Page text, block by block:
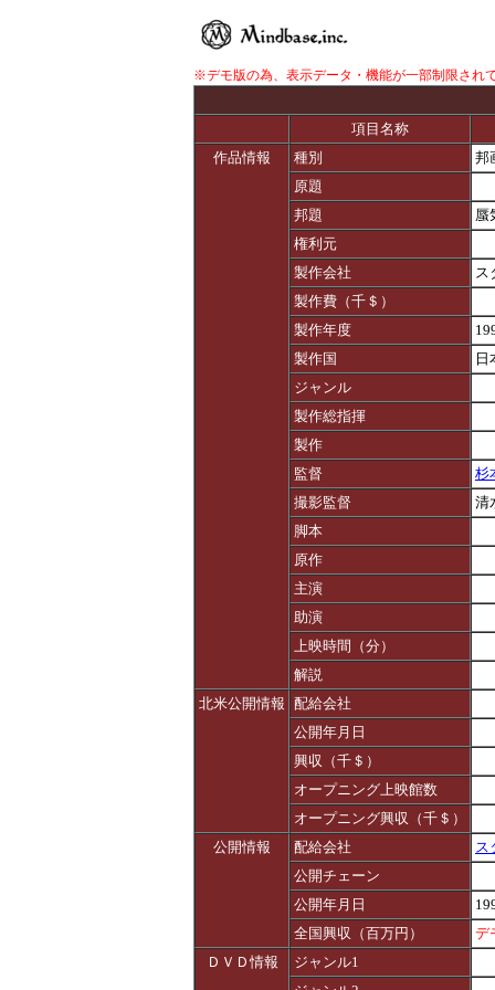
※デモ版の為、表示データ・機能が一部制限され
項目名称
作品情報
種別
邦
原題
邦題
蜃
権利元
製作会社
ス
製作費（千＄）
製作年度
製作国
日
ジャンル
製作総指揮
製作
監督
杉
撮影監督
清
脚本
原作
主演
助演
上映時間（分）
解説
北米公開情報 配給会社
公開年月日
興収（千＄）
オープニング上映館数
オープニング興収（千＄）
公開情報
配給会社
ス
公開チェーン
公開年月日
全国興収（百万円）
デ
ＤＶＤ情報
ジャンル1